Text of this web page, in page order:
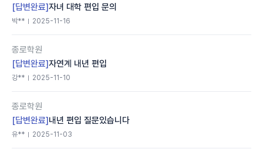
[답변완료]자녀 대학 편입 문의
박** 2025-11-16
종로학원
[답변완료]자연계 내년 편입
강** 2025-11-10
종로학원
[답변완료] 내년 편입 질문있습니다
유** 2025-11-03